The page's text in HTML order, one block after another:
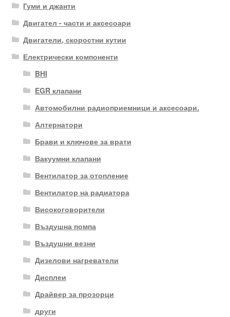
Гуми и джанти
Двигател - части и аксесоари
Двигатели, скоростни кутии
Електрически компоненти
BHI
EGR клапани
Автомобилни радиоприемници и аксесоари.
Алтернатори
Брави и ключове за врати
Вакуумни клапани
Вентилатор за отопление
Вентилатор на радиатора
Високоговорители
Въздушна помпа
Въздушни везни
Дизелови нагреватели
Дисплеи
Драйвер за прозорци
други